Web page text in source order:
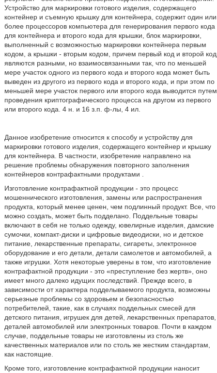
Устройство для маркировки готового изделия, содержащего
контейнер и съемную крышку для контейнера, содержит один или
более процессоров компьютера для генерирования первого кода
для контейнера и второго кода для крышки, блок маркировки,
выполненный с возможностью маркировки контейнера первым
кодом, а крышки - вторым кодом, причем первый код и второй код
являются разными, но взаимосвязанными так, что по меньшей
мере участок одного из первого кода и второго кода может быть
выведен из другого из первого кода и второго кода, и при этом по
меньшей мере участок первого или второго кода выводится путем
проведения криптографического процесса на другом из первого
или второго кода. 4 н. и 16 з.п. ф-лы, 4 ил.
Данное изобретение относится к способу и устройству для
маркировки готового изделия, содержащего контейнер и крышку
для контейнера. В частности, изобретение направлено на
решение проблемы обнаружения повторного заполнения
контейнеров контрафактными продуктами .
Изготовление контрафактной продукции - это процесс
мошеннического изготовления, замены или распространения
продукта, который менее ценен, чем подлинный продукт. Все, что
можно создать, может быть подделано. Поддельные товары
включают в себя не только одежду, ювелирные изделия, дамские
сумочки, компакт-диски и цифровые видеодиски, но и детское
питание, лекарственные препараты, сигареты, электронное
оборудование и его детали, детали самолетов и автомобилей, а
также игрушки. Хотя некоторые уверены в том, что изготовление
контрафактной продукции - это «преступление без жертв», оно
имеет много далеко идущих последствий. Прежде всего, в
зависимости от характера подделываемого продукта, возможны
серьезные проблемы со здоровьем и безопасностью
потребителей, такие, как в случаях поддельных смесей для
детского питания, игрушек для детей, лекарственных препаратов,
деталей автомобилей или электронных товаров. Почти в каждом
случае, поддельные товары не изготовлены из столь же
качественных материалов или по столь же жестким стандартам,
как настоящие.
Кроме того, изготовление контрафактной продукции наносит